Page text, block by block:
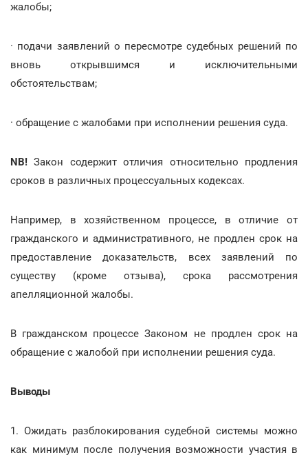
жалобы;
· подачи заявлений о пересмотре судебных решений по
вновь открывшимся и исключительными
обстоятельствам;
· обращение с жалобами при исполнении решения суда.
NB!Закон содержит отличия относительно продления
сроков в различных процессуальных кодексах.
Например, в хозяйственном процессе, в отличие от
гражданского и административного, не продлен срок на
предоставление доказательств, всех заявлений по
существу (кроме отзыва), срока рассмотрения
апелляционной жалобы.
В гражданском процессе Законом не продлен срок на
обращение с жалобой при исполнении решения суда.
Выводы
1. Ожидать разблокирования судебной системы можно
как минимум после получения возможности участия в